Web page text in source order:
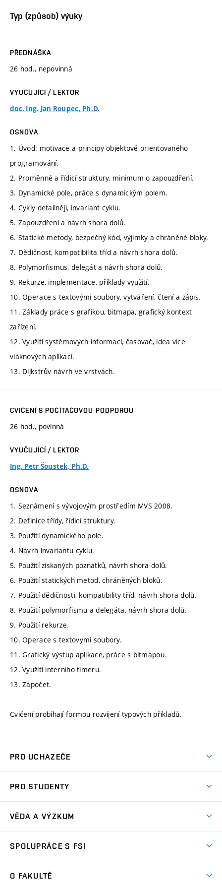
Typ (způsob) výuky
PŘEDNÁŠKA
26 hod., nepovinná
VYUČUJÍCÍ / LEKTOR
doc. Ing. Jan Roupec, Ph.D.
OSNOVA
1. Úvod: motivace a principy objektově orientovaného
programování.
2. Proměnné a řídicí struktury, minimum o zapouzdření.
3. Dynamické pole, práce s dynamickým polem.
4. Cykly detailněji, invariant cyklu.
5. Zapouzdření a návrh shora dolů.
6. Statické metody, bezpečný kód, výjimky a chráněné bloky.
7. Dědičnost, kompatibilita tříd a návrh shora dolů.
8. Polymorfismus, delegát a návrh shora dolů.
9. Rekurze, implementace, příklady využití.
10. Operace s textovými soubory, vytváření, čtení a zápis.
11. Základy práce s grafikou, bitmapa, grafický kontext
zařízení.
12. Využití systémových informací, časovač, idea více
vláknových aplikací.
13. Dijkstrův návrh ve vrstvách.
CVIČENÍ S POČÍTAČOVOU PODPOROU
26 hod., povinná
VYUČUJÍCÍ / LEKTOR
Ing. Petr Šoustek, Ph.D.
OSNOVA
1. Seznámení s vývojovým prostředím MVS 2008.
2. Definice třídy, řídicí struktury.
3. Použití dynamického pole.
4. Návrh invariantu cyklu.
5. Použití získaných poznatků, návrh shora dolů.
6. Použití statických metod, chráněných bloků.
7. Použití dědičnosti, kompatibility tříd, návrh shora dolů.
8. Použití polymorfismu a delegáta, návrh shora dolů.
9. Použití rekurze.
10. Operace s textovymi soubory.
11. Grafický výstup aplikace, práce s bitmapou.
12. Využití interního timeru.
13. Zápočet.
Cvičení probíhají formou rozvíjení typových příkladů.
PRO UCHAZEČE
Ambasadoři studia
Zápisy
Dny otevřených dveří
PRO STUDENTY
Studijní předpisy
Pro prváky
VĚDA A VÝZKUM
Oblasti výzkumu
SPOLUPRÁCE S FSI
O FAKULTĚ